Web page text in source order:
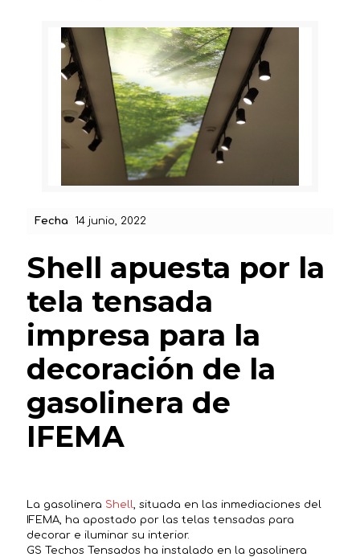
Fecha 14 junio, 2022
Shell apuesta por la
tela tensada
impresa para la
decoración de la
gasolinera de
IFEMA
La gasolinera Shell , situada en las inmediaciones del
IFEMA, ha apostado por las telas tensadas para
decorar e iluminar su interior.
GS Techos Tensados ha instalado en la gasolinera